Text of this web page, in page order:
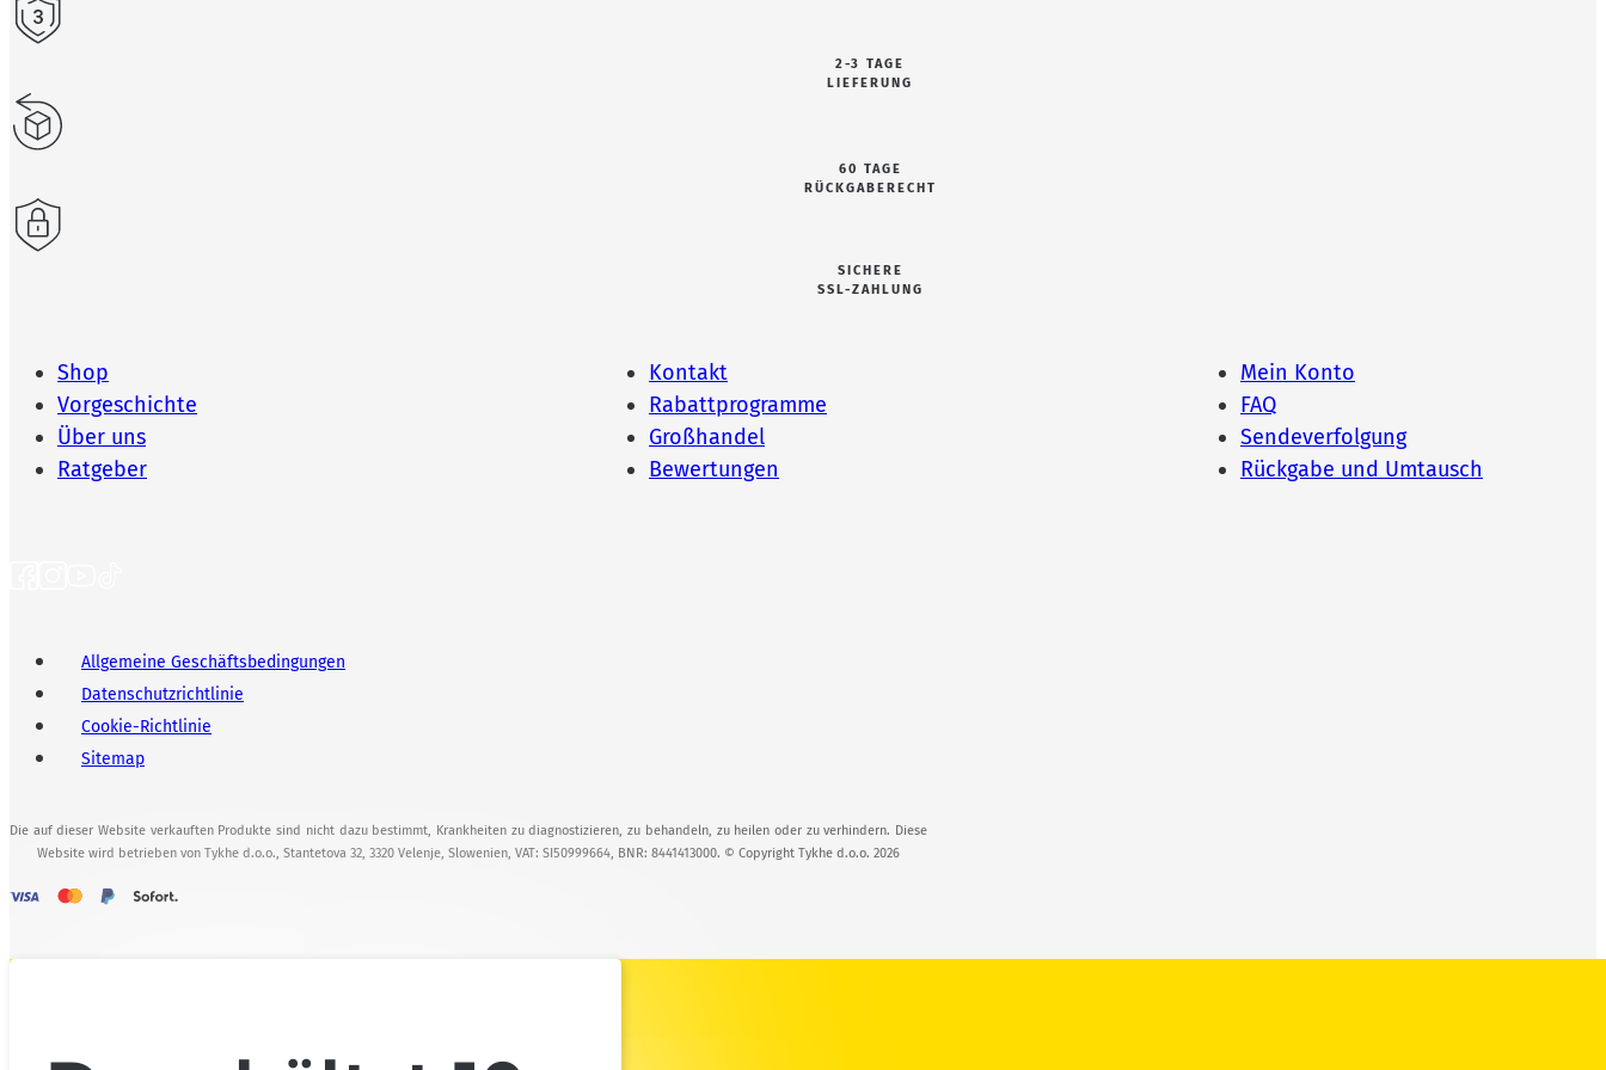
2-3 TAGE
LIEFERUNG
60 TAGE
RÜCKGABERECHT
SICHERE
SSL-ZAHLUNG
Shop
Vorgeschichte
Über uns
Ratgeber
Kontakt
Rabattprogramme
Großhandel
Bewertungen
Mein Konto
FAQ
Sendeverfolgung
Rückgabe und Umtausch
Allgemeine Geschäftsbedingungen
Datenschutzrichtlinie
Cookie-Richtlinie
Sitemap
Die auf dieser Website verkauften Produkte sind nicht dazu bestimmt, Krankheiten zu diagnostizieren, zu behandeln, zu heilen oder zu verhindern. Diese
Website wird betrieben von Tykhe d.o.o., Stantetova 32, 3320 Velenje, Slowenien, VAT: SI50999664, BNR: 8441413000. © Copyright Tykhe d.o.o. 2026